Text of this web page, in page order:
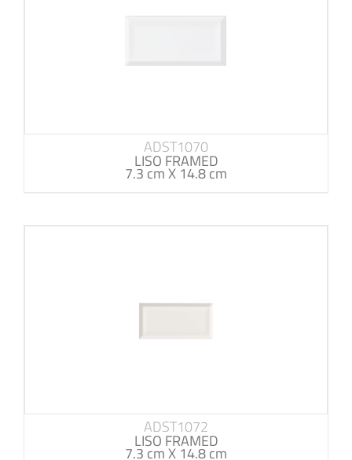
ADST1070
LISO FRAMED
7.3 cm X 14.8 cm
ADST1072
LISO FRAMED
7.3 cm X 14.8 cm